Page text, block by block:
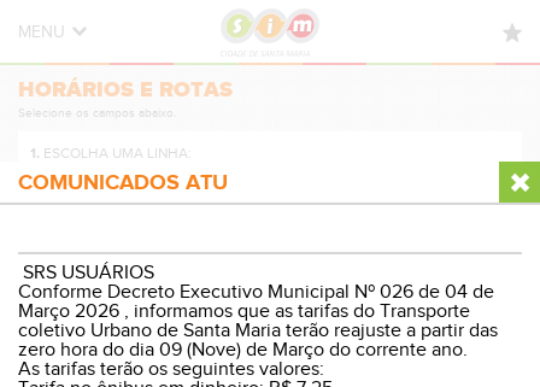
MENU
HORÁRIOS E ROTAS
DÚVIDAS FREQUENTES
COMUNICADOS ATU
SRS USUÁRIOS
Conforme Decreto Executivo Municipal Nº 026 de 04 de
Março 2026 , informamos que as tarifas do Transporte
coletivo Urbano de Santa Maria terão reajuste a partir das
zero hora do dia 09 (Nove) de Março do corrente ano.
As tarifas terão os seguintes valores:
HORÁRIOS E ROTAS
Selecione os campos abaixo.
1. ESCOLHA UMA LINHA:
2.ESCOLHA A DIREÇÃO:
3.ESCOLHA O PERÍODO: